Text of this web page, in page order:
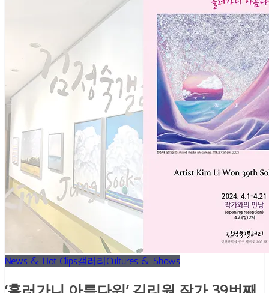
News & Hot Clips갤러리 Cultures & Shows